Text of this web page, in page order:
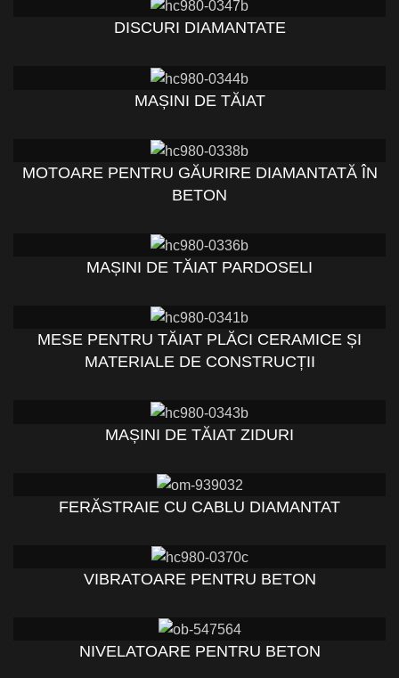
DISCURI DIAMANTATE
MAȘINI DE TĂIAT
MOTOARE PENTRU GĂURIRE DIAMANTATĂ ÎN
BETON
MAȘINI DE TĂIAT PARDOSELI
MESE PENTRU TĂIAT PLĂCI CERAMICE ȘI
MATERIALE DE CONSTRUCȚII
MAȘINI DE TĂIAT ZIDURI
FERĂSTRAIE CU CABLU DIAMANTAT
VIBRATOARE PENTRU BETON
NIVELATOARE PENTRU BETON